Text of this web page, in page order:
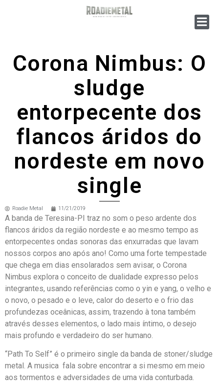
Corona Nimbus: O
sludge
entorpecente dos
flancos áridos do
nordeste em novo
single
Roadie Metal 11/21/2019
A banda de Teresina-PI traz no som o peso ardente dos
flancos áridos da região nordeste e ao mesmo tempo as
entorpecentes ondas sonoras das enxurradas que lavam
nossos corpos ano após ano! Como uma forte tempestade
que chega em dias ensolarados sem avisar, o Corona
Nimbus explora o conceito de dualidade expresso pelos
integrantes, usando referências como o yin e yang, o velho e
o novo, o pesado e o leve, calor do deserto e o frio das
profundezas oceânicas, assim, trazendo à tona também
através desses elementos, o lado mais íntimo, o desejo
mais profundo e verdadeiro do ser humano.
“Path To Self” é o primeiro single da banda de stoner/sludge
metal. A musica fala sobre encontrar a si mesmo em meio
aos tormentos e adversidades de uma vida conturbada.